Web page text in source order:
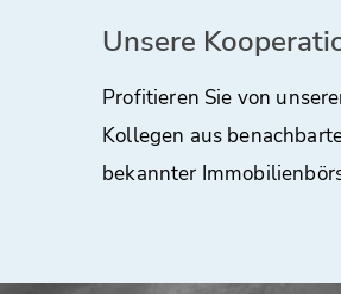
Unsere
Profitieren Sie von
Kollegen aus
bekannter